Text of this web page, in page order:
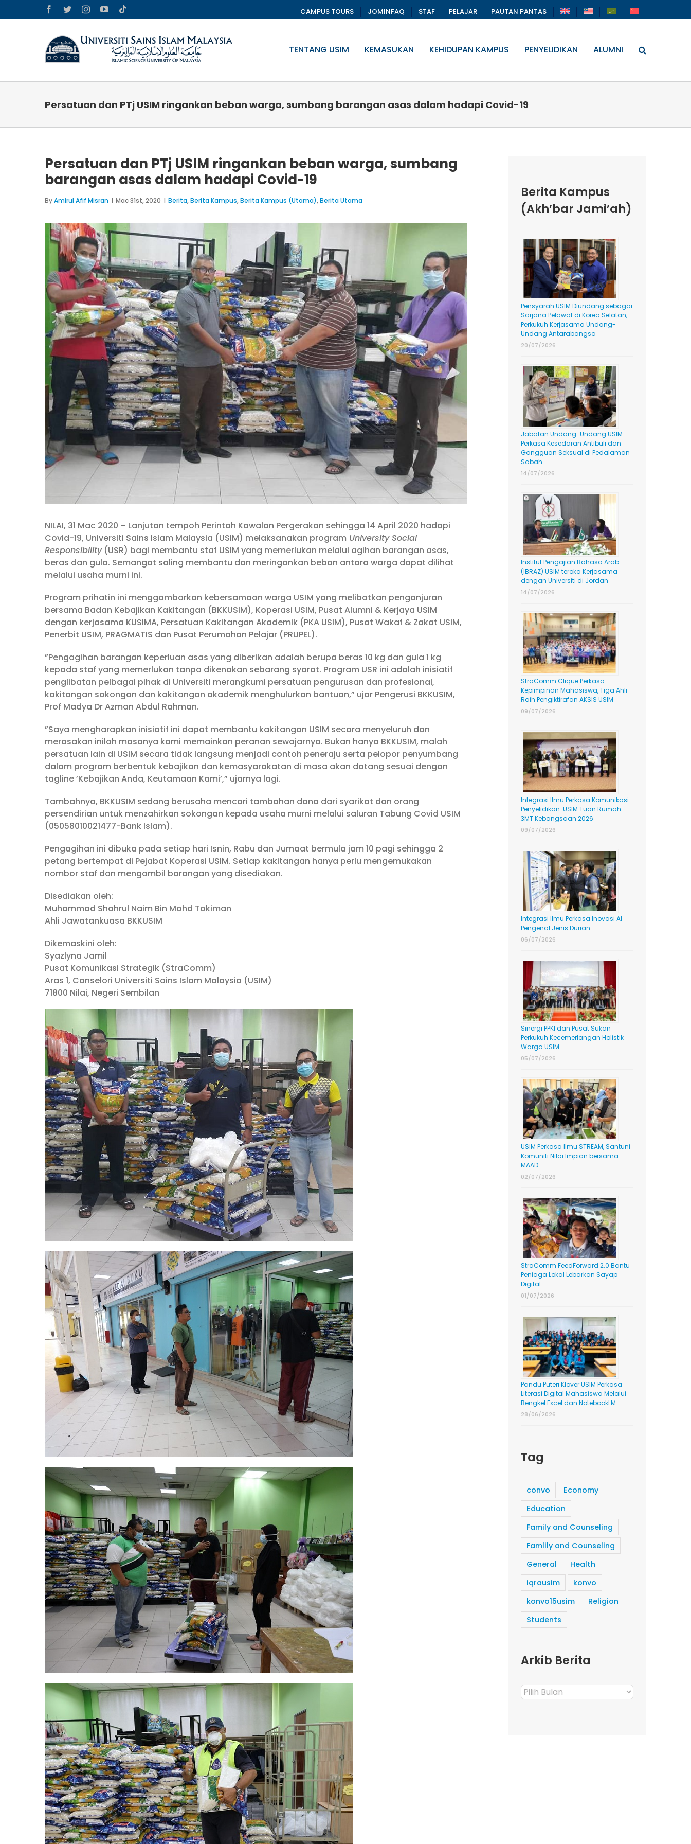
to
Facebook
TwitterInstagramYouTube CAMPUS TOURS JOMINFAQ STAF PELAJAR PAUTAN PANTAS
TENTANG USIM KEMASUKAN KEHIDUPAN KAMPUS PENYELIDIKAN ALUMNI
Persatuan dan PTj USIM ringankan beban warga, sumbang barangan asas dalam hadapi Covid-19
Persatuan dan PTj USIM ringankan beban warga, sumbang
barangan asas dalam hadapi Covid-19
ByAmirul Afif Misran | Mac 31st, 2020 | Berita,Berita Kampus,Berita Kampus (Utama),Berita Utama
View
Larger
Image
NILAI, 31 Mac 2020 – Lanjutan tempoh Perintah Kawalan Pergerakan sehingga 14 April 2020 hadapi
Covid-19, Universiti Sains Islam Malaysia (USIM) melaksanakan program University Social
Responsibility(USR) bagi membantu staf USIM yang memerlukan melalui agihan barangan asas,
beras dan gula. Semangat saling membantu dan meringankan beban antara warga dapat dilihat
melalui usaha murni ini.
Program prihatin ini menggambarkan kebersamaan warga USIM yang melibatkan penganjuran
bersama Badan Kebajikan Kakitangan (BKKUSIM), Koperasi USIM, Pusat Alumni & Kerjaya USIM
dengan kerjasama KUSIMA, Persatuan Kakitangan Akademik (PKA USIM), Pusat Wakaf & Zakat USIM,
Penerbit USIM, PRAGMATIS dan Pusat Perumahan Pelajar (PRUPEL).
”Pengagihan barangan keperluan asas yang diberikan adalah berupa beras 10 kg dan gula 1 kg
kepada staf yang memerlukan tanpa dikenakan sebarang syarat. Program USR ini adalah inisiatif
penglibatan pelbagai pihak di Universiti merangkumi persatuan pengurusan dan profesional,
kakitangan sokongan dan kakitangan akademik menghulurkan bantuan,” ujar Pengerusi BKKUSIM,
Prof Madya Dr Azman Abdul Rahman.
”Saya mengharapkan inisiatif ini dapat membantu kakitangan USIM secara menyeluruh dan
merasakan inilah masanya kami memainkan peranan sewajarnya. Bukan hanya BKKUSIM, malah
persatuan lain di USIM secara tidak langsung menjadi contoh peneraju serta pelopor penyumbang
dalam program berbentuk kebajikan dan kemasyarakatan di masa akan datang sesuai dengan
tagline ’Kebajikan Anda, Keutamaan Kami’,” ujarnya lagi.
Tambahnya, BKKUSIM sedang berusaha mencari tambahan dana dari syarikat dan orang
persendirian untuk menzahirkan sokongan kepada usaha murni melalui saluran Tabung Covid USIM
(05058010021477-Bank Islam).
Pengagihan ini dibuka pada setiap hari Isnin, Rabu dan Jumaat bermula jam 10 pagi sehingga 2
petang bertempat di Pejabat Koperasi USIM. Setiap kakitangan hanya perlu mengemukakan
nombor staf dan mengambil barangan yang disediakan.
Disediakan oleh:
Muhammad Shahrul Naim Bin Mohd Tokiman
Ahli Jawatankuasa BKKUSIM
Dikemaskini oleh:
Syazlyna Jamil
Pusat Komunikasi Strategik (StraComm)
Aras 1, Canselori Universiti Sains Islam Malaysia (USIM)
71800 Nilai, Negeri Sembilan
Berita Kampus
(Akh’bar Jami’ah)
Pensyarah USIM Diundang sebagai
Sarjana Pelawat di Korea Selatan,
Perkukuh Kerjasama Undang-
Undang Antarabangsa
20/07/2026
Jabatan Undang-Undang USIM
Perkasa Kesedaran Antibuli dan
Gangguan Seksual di Pedalaman
Sabah
14/07/2026
Institut Pengajian Bahasa Arab
(IBRAZ) USIM teroka Kerjasama
dengan Universiti di Jordan
14/07/2026
StraComm Clique Perkasa
Kepimpinan Mahasiswa, Tiga Ahli
Raih Pengiktirafan AKSIS USIM
09/07/2026
Integrasi Ilmu Perkasa Komunikasi
Penyelidikan: USIM Tuan Rumah
3MT Kebangsaan 2026
09/07/2026
Integrasi Ilmu Perkasa Inovasi AI
Pengenal Jenis Durian
06/07/2026
Sinergi PPKI dan Pusat Sukan
Perkukuh Kecemerlangan Holistik
Warga USIM
05/07/2026
USIM Perkasa Ilmu STREAM, Santuni
Komuniti Nilai Impian bersama
MAAD
02/07/2026
StraComm FeedForward 2.0 Bantu
Peniaga Lokal Lebarkan Sayap
Digital
01/07/2026
Pandu Puteri Klover USIM Perkasa
Literasi Digital Mahasiswa Melalui
Bengkel Excel dan NotebookLM
28/06/2026
Tag
convo
Economy
Education
Family and Counseling
Famlily and Counseling
General
Health
iqrausim
konvo
konvo15usim
Religion
Students
Arkib Berita
Arkib
Berita